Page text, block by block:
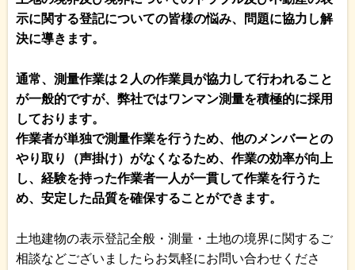
示に関する登記についての皆様の悩み、問題に協力し解
決に導きます。
通常、測量作業は２人の作業員が協力して行われること
が一般的ですが、弊社ではワンマン測量を積極的に採用
しております。
作業者が単独で測量作業を行うため、他のメンバーとの
やり取り（声掛け）がなくなるため、作業の効率が向上
し、経験を持った作業者一人が一貫して作業を行うた
め、安定した品質を確保することができます。
土地建物の表示登記全般・測量・土地の境界に関するご
相談などございましたらお気軽にお問い合わせくださ